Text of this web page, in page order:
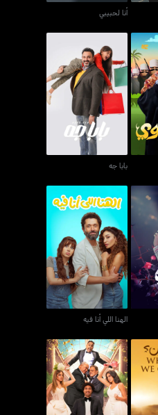
أنا لحبيبي
بابا جه
الهنا اللي أنا فيه
الهنا اللي أنا فيه
بعد الشر